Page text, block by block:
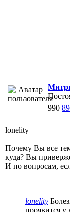
990
lonelity
Почему Вы все
куда? Вы
И по вопросам,
lonelity
проявится у